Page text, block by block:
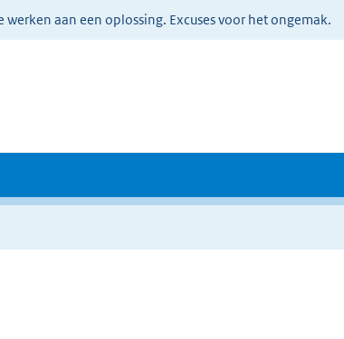
aan een oplossing. Excuses voor het ongemak.